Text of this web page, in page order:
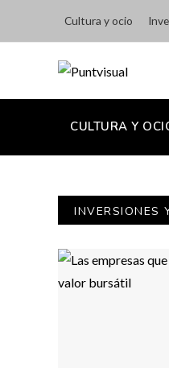
Cultura y ocio
CULTURA Y
INVERSIONES